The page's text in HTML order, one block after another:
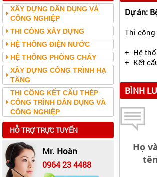
XÂY DỰNG DÂN DỤNG VÀ
CÔNG NGHIỆP
THI CÔNG XÂY DỰNG
HỆ THÔNG ĐIỆN NƯỚC
HỆ THỐNG PHÒNG CHÁY
XÂY DỰNG CÔNG TRÌNH HẠ
TẦNG
THI CÔNG KẾT CẤU THÉP
CÔNG TRÌNH DÂN DỤNG VÀ
CÔNG NGHIỆP
HỖ TRỢ TRỰC TUYẾN
Mr. Hoàn
0964 23 4488
Dự án:
Thi
+ Hệ
+ Kết
BÌNH
Họ